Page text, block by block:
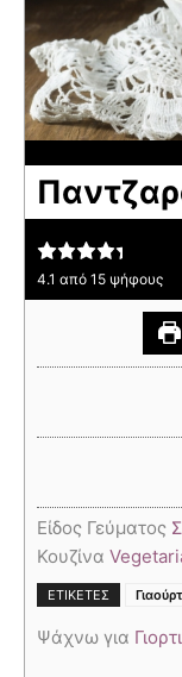
4.1 από 15 ψήφους
Είδος Γεύματος
Κουζίνα
ΕΤΙΚΈΤΕΣ
Ψάχνω για